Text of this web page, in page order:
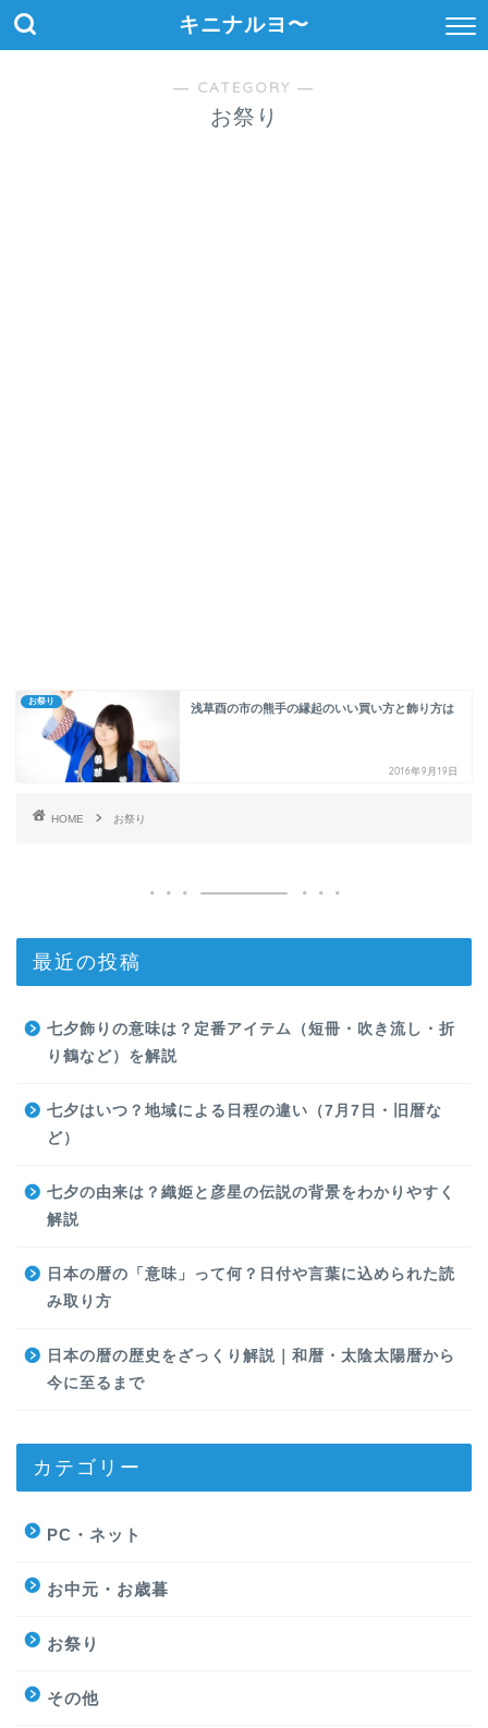
キニナルヨ〜
― CATEGORY ―
お祭り
お祭り
浅草酉の市の熊手の縁起のいい買い方と飾り方は
2016年9月19日
HOME お祭り
最近の投稿
七夕飾りの意味は？定番アイテム（短冊・吹き流し・折
り鶴など）を解説
七夕はいつ？地域による日程の違い（7月7日・旧暦な
ど）
七夕の由来は？織姫と彦星の伝説の背景をわかりやすく
解説
日本の暦の「意味」って何？日付や言葉に込められた読
み取り方
日本の暦の歴史をざっくり解説｜和暦・太陰太陽暦から
今に至るまで
カテゴリー
PC・ネット
お中元・お歳暮
お祭り
その他